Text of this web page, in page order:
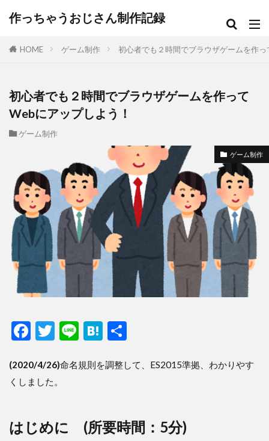
作っちゃうおじさん制作記録
HOME ゲーム制作 初心者でも２時間でブラウザゲームを作
初心者でも２時間でブラウザゲームを作って
Webにアップしよう！
ゲーム制作
ゲーム制作
F
e
b
o
T
itt
er
Li
e
H
e
(2020/4/26)命名規則を調整して、ES2015準拠、わかりやす
くしました。
はじめに (所要時間：5分)